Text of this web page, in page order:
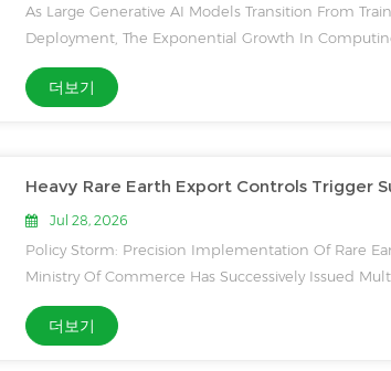
As Large Generative AI Models Transition From
Deployment, The Exponential Growth In
Power Consumption To Unprecedented Levels.
Already Consumes 2,850 W Of Power, While The
더보기
Jul 28, 2026
Policy Storm: Precision Implementation Of Rare
Ministry Of Commerce Has Successively Issued
Imposing Strict Controls On Seven Categories Of
Related Materials, Including Samarium (Sm), Ga...
더보기